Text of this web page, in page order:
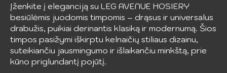
Įženkite į eleganciją su LEG AVENUE HOSIERY
besiūlėmis juodomis timpomis – drąsus ir universalus
drabužis, puikiai derinantis klasiką ir modernumą. Šios
timpos pasižymi iškirptu kelnaičių stiliaus dizainu,
suteikiančiu jausmingumo ir išlaikančiu minkštą, prie
kūno priglundantį pojūtį.